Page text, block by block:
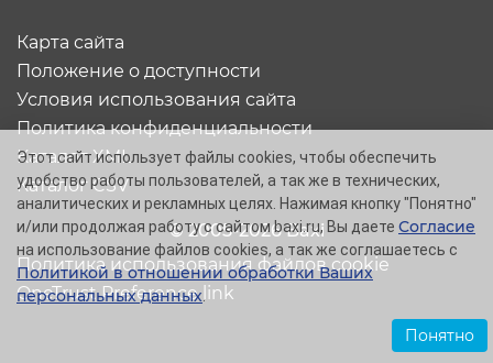
© 2005-2026 Baxi
Карта сайта
Положение о доступности
Условия использования сайта
Политика конфиденциальности
Каталог XML
Каталог CSV
Политика использования файлов cookie
OneTrust Preference link
Этот сайт использует файлы cookies, чтобы обеспечить
удобство работы пользователей, а так же в технических,
аналитических и рекламных целях. Нажимая кнопку "Понятно"
и/или продолжая работу с сайтом baxi.ru, Вы даете Согласие
на использование файлов cookies, а так же соглашаетесь с
Политикой в отношении обработки Ваших
персональных данных.
Понятно